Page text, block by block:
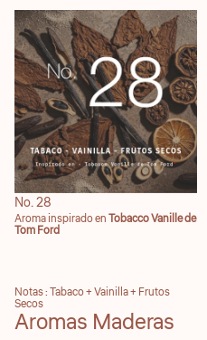
No. 28
No. 28
Aroma inspirado enTobacco Vanille de
Tom Ford
Notas : Tabaco + Vainilla + Frutos
Secos
Aromas Maderas